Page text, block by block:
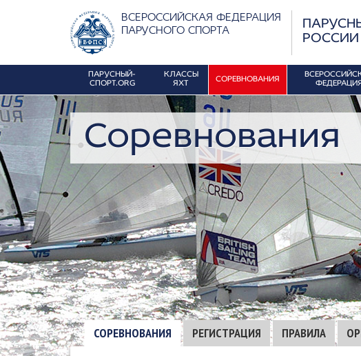
ВСЕРОССИЙСКАЯ ФЕДЕРАЦИЯ
ПАРУСНОГО СПОРТА
РОССИИ
ПАРУСНЫЙ-
СПОРТ.ORG
КЛАССЫ
ЯХТ
СОРЕВНОВАНИЯ
Соревнования
СОРЕВНОВАНИЯ РЕГИСТРАЦИЯ ПРАВИЛА